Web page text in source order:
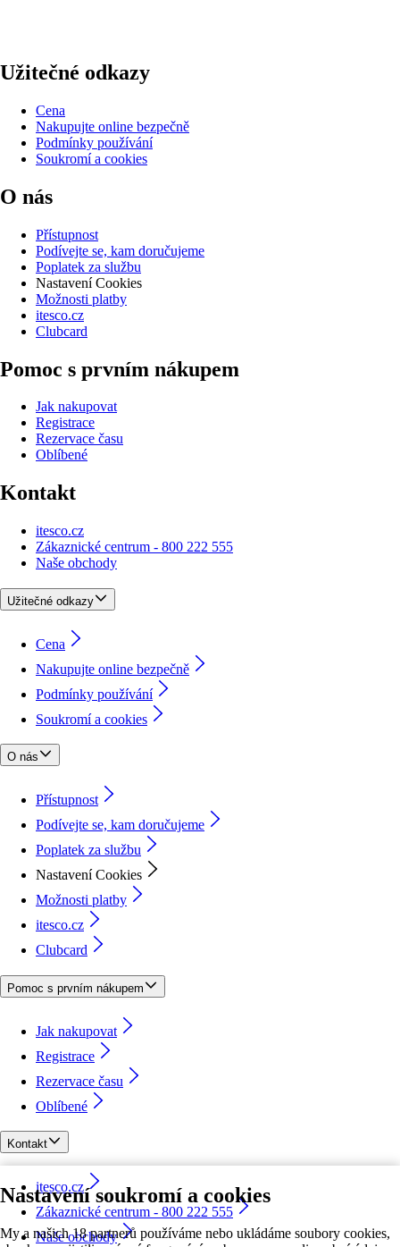
Nastavení soukromí a cookies
My a našich 18 partnerů používáme nebo ukládáme soubory cookies,
Užitečné odkazy
Cena
Nakupujte online bezpečně
Podmínky používání
Soukromí a cookies
O nás
Přístupnost
Podívejte se, kam doručujeme
Poplatek za službu
Nastavení Cookies
Možnosti platby
itesco.cz
Clubcard
Pomoc s prvním nákupem
Jak nakupovat
Registrace
Rezervace času
Oblíbené
Kontakt
itesco.cz
Zákaznické centrum - 800 222 555
Naše obchody
Užitečné odkazy
Cena
Nakupujte online bezpečně
Podmínky používání
Soukromí a cookies
O nás
Přístupnost
Podívejte se, kam doručujeme
Poplatek za službu
Nastavení Cookies
Možnosti platby
itesco.cz
Clubcard
Pomoc s prvním nákupem
Jak nakupovat
Registrace
Rezervace času
Oblíbené
Kontakt
itesco.cz
Zákaznické centrum - 800 222 555
Naše obchody